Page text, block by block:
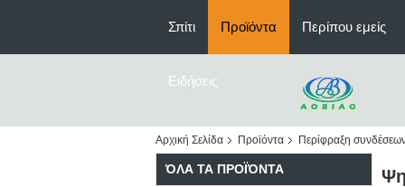
Σπίτι Προϊόντα Περίπου εμείς
Ειδήσεις
Αρχική Σελίδα Προϊόντα Περίφραξη
ΌΛΑ ΤΑ ΠΡΟΪΌΝΤΑ